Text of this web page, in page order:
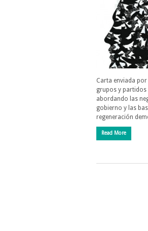
Carta enviada
grupos y partidos
abordando las
gobierno y las
regeneración
Read More